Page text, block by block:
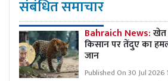
संबंधित समाचार
Bahraich News:खेत
किसान पर तेंदुए का
जान
Published On 30 Jul 2026